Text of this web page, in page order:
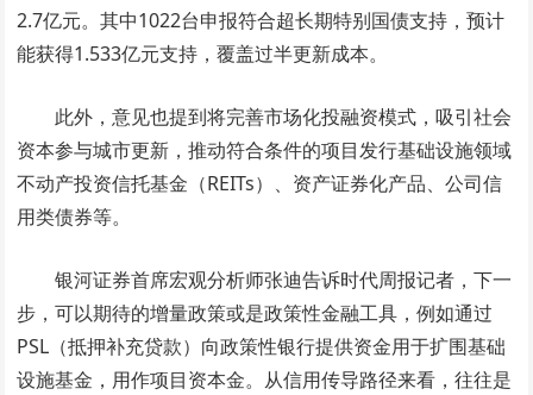
2.7亿元。其中1022台申报符合超长期特别国债支持，预计
能获得1.533亿元支持，覆盖过半更新成本。
此外，意见也提到将完善市场化投融资模式，吸引社会
资本参与城市更新，推动符合条件的项目发行基础设施领域
不动产投资信托基金（REITs）、资产证券化产品、公司信
用类债券等。
银河证券首席宏观分析师张迪告诉时代周报记者，下一
步，可以期待的增量政策或是政策性金融工具，例如通过
PSL（抵押补充贷款）向政策性银行提供资金用于扩围基础
设施基金，用作项目资本金。从信用传导路径来看，往往是